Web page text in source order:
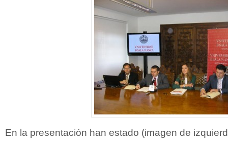
En la presentación han estado (imagen de